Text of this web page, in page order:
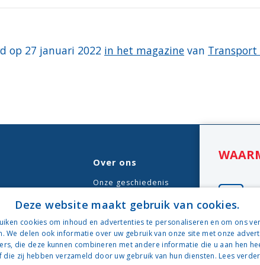
op 27 januari 2022 in het magazine van Transport
Over ons
Onze geschiedenis
Visie en missie
Werken bij
Wagenpark
Deze website maakt gebruik van cookies.
cookies om inhoud en advertenties te personaliseren en om ons
We delen ook informatie over uw gebruik van onze site met onze
die deze kunnen combineren met andere informatie die u aan hen
die zij hebben verzameld door uw gebruik van hun diensten. Lees verder